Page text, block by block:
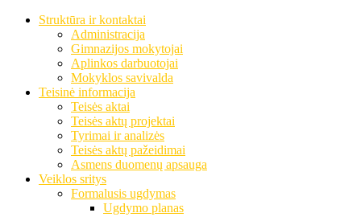
Struktūra ir kontaktai
Administracija
Gimnazijos mokytojai
Aplinkos darbuotojai
Mokyklos savivalda
Teisinė informacija
Teisės aktai
Teisės aktų projektai
Tyrimai ir analizės
Teisės aktų pažeidimai
Asmens duomenų apsauga
Veiklos sritys
Formalusis ugdymas
Ugdymo planas